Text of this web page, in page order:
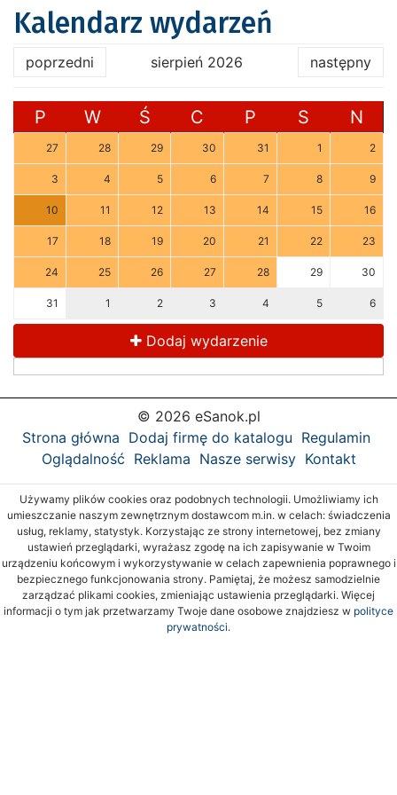
Kalendarz wydarzeń
poprzedni sierpień 2026 następny
P W Ś C P S N
27 28 29 30 31 1 2
3 4 5 6 7 8 9
10 11 12 13 14 15 16
17 18 19 20 21 22 23
24 25 26 27 28 29 30
31 1 2 3 4 5 6
Dodaj wydarzenie
© 2026 eSanok.pl
Strona główna Dodaj firmę do katalogu Regulamin
Oglądalność Reklama Nasze serwisy Kontakt
Używamy plików cookies oraz podobnych technologii. Umożliwiamy ich
umieszczanie naszym zewnętrznym dostawcom m.in. w celach: świadczenia
usług, reklamy, statystyk. Korzystając ze strony internetowej, bez zmiany
ustawień przeglądarki, wyrażasz zgodę na ich zapisywanie w Twoim
urządzeniu końcowym i wykorzystywanie w celach zapewnienia poprawnego i
bezpiecznego funkcjonowania strony. Pamiętaj, że możesz samodzielnie
zarządzać plikami cookies, zmieniając ustawienia przeglądarki. Więcej
informacji o tym jak przetwarzamy Twoje dane osobowe znajdziesz w polityce
prywatności.